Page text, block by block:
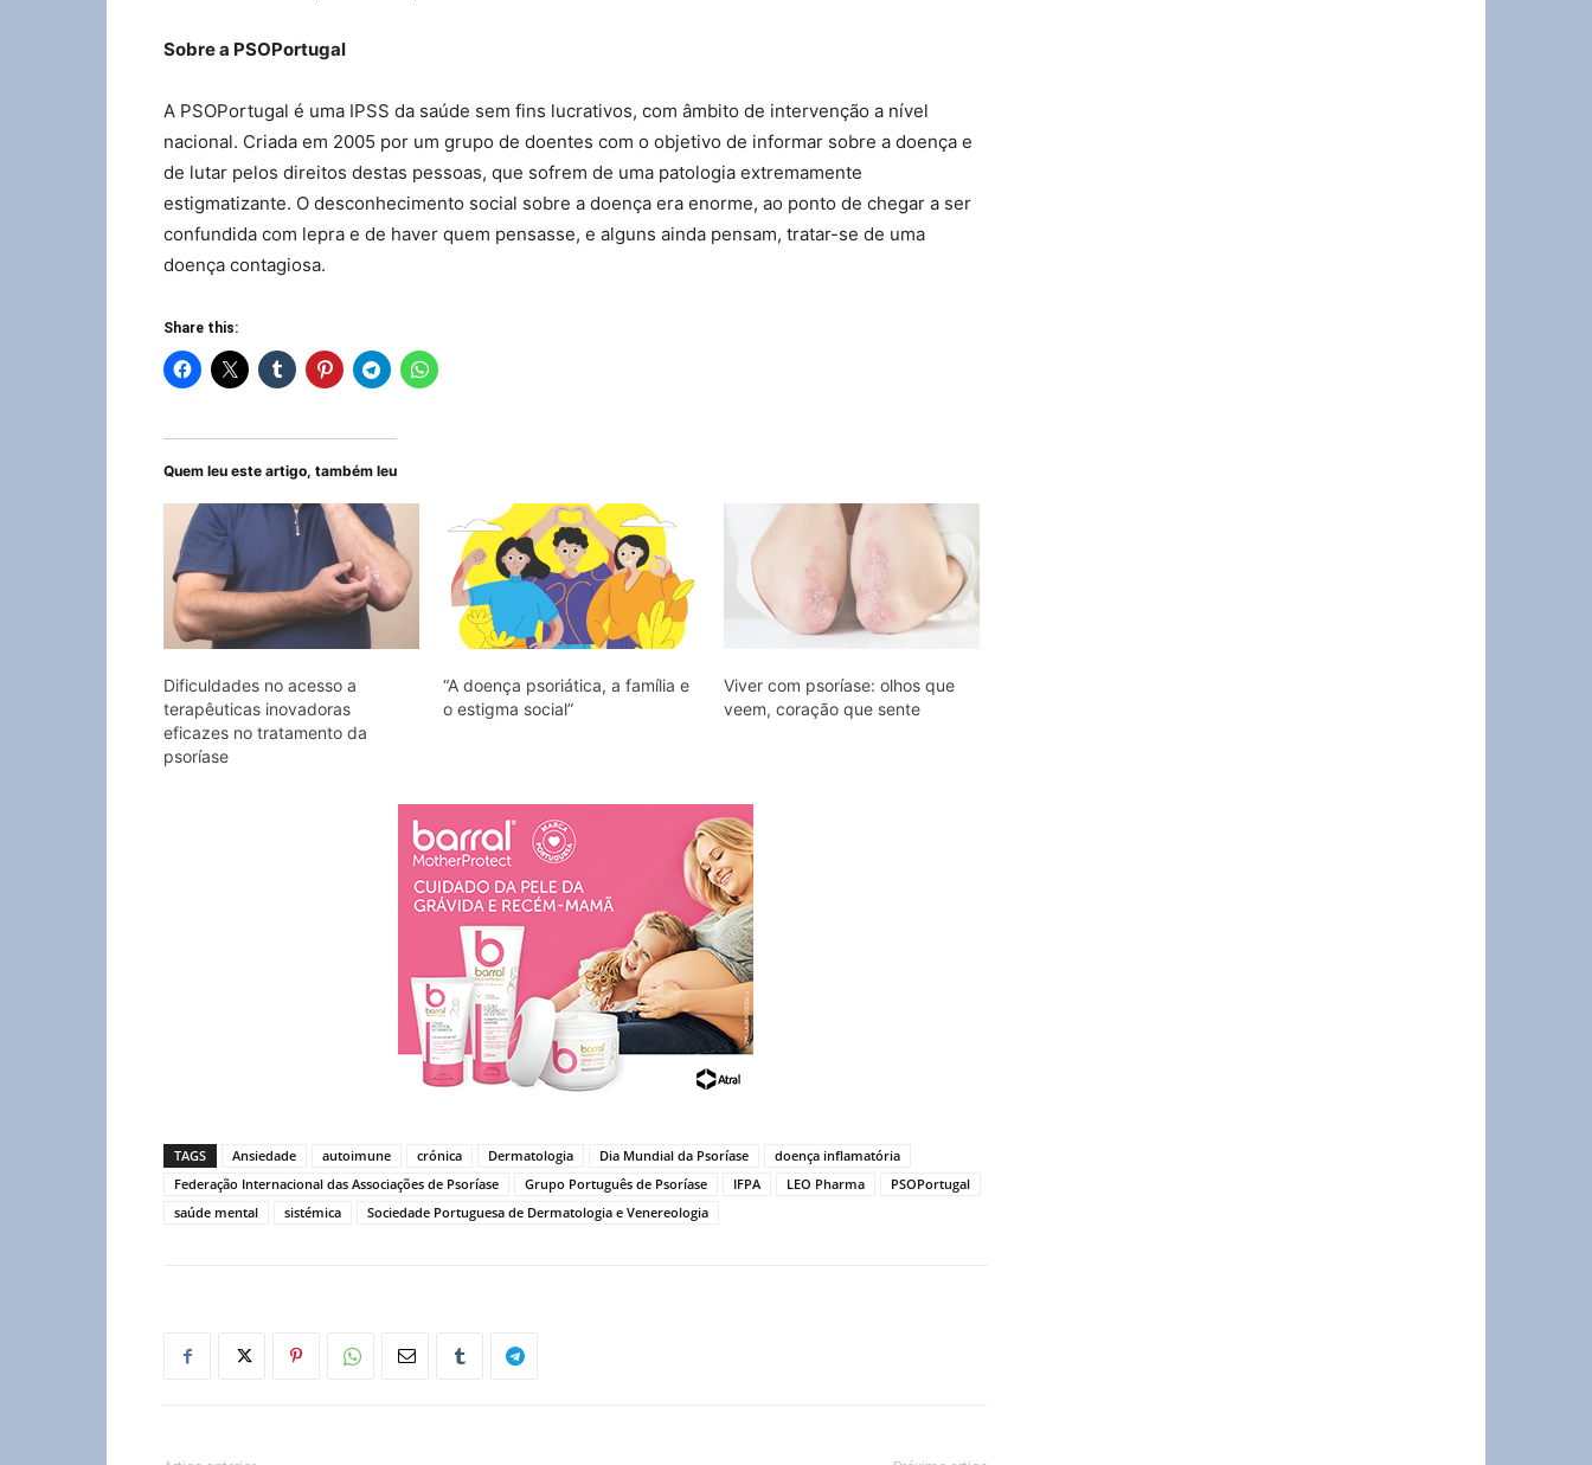
Sobre a PSOPortugal
A PSOPortugal é uma IPSS da saúde sem fins lucrativos, com âmbito de intervenção a nível
nacional. Criada em 2005 por um grupo de doentes com o objetivo de informar sobre a doença e
de lutar pelos direitos destas pessoas, que sofrem de uma patologia extremamente
estigmatizante. O desconhecimento social sobre a doença era enorme, ao ponto de chegar a ser
confundida com lepra e de haver quem pensasse, e alguns ainda pensam, tratar-se de uma
doença contagiosa.
Share this:
Quem leu este artigo, também leu
Dificuldades no acesso a
terapêuticas inovadoras
eficazes no tratamento da
psoríase
“A doença psoriática, a família e
o estigma social”
Viver com psoríase: olhos que
veem, coração que sente
TAGS Ansiedade autoimune crónica Dermatologia Dia Mundial da Psoríase
doença inflamatória
Federação Internacional das Associações de Psoríase
Grupo Português de Psoríase IFPA LEO Pharma
PSOPortugal
saúde mental
sistémica Sociedade Portuguesa de Dermatologia e Venereologia